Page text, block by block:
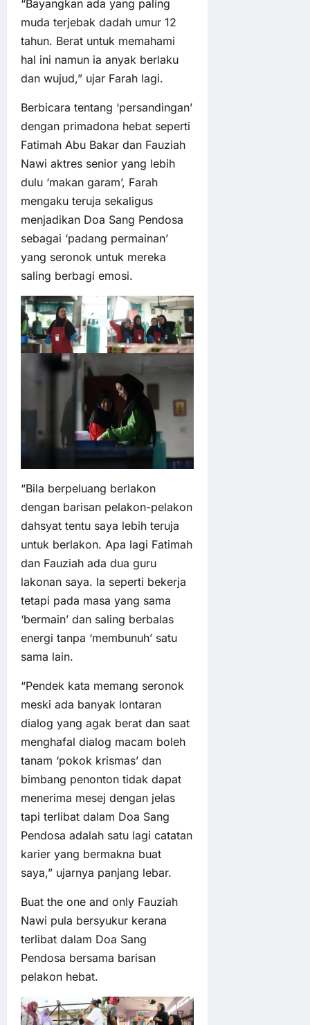
“Bayangkan ada yang paling
muda terjebak dadah umur 12
tahun. Berat untuk memahami
hal ini namun ia anyak berlaku
dan wujud,” ujar Farah lagi.
Berbicara tentang ‘persandingan’
dengan primadona hebat seperti
Fatimah Abu Bakar dan Fauziah
Nawi aktres senior yang lebih
dulu ‘makan garam’, Farah
mengaku teruja sekaligus
menjadikan Doa Sang Pendosa
sebagai ‘padang permainan’
yang seronok untuk mereka
saling berbagi emosi.
“Bila berpeluang berlakon
dengan barisan pelakon-pelakon
dahsyat tentu saya lebih teruja
untuk berlakon. Apa lagi Fatimah
dan Fauziah ada dua guru
lakonan saya. Ia seperti bekerja
tetapi pada masa yang sama
‘bermain’ dan saling berbalas
energi tanpa ‘membunuh’ satu
sama lain.
“Pendek kata memang seronok
meski ada banyak lontaran
dialog yang agak berat dan saat
menghafal dialog macam boleh
tanam ‘pokok krismas’ dan
bimbang penonton tidak dapat
menerima mesej dengan jelas
tapi terlibat dalam Doa Sang
Pendosa adalah satu lagi catatan
karier yang bermakna buat
saya,” ujarnya panjang lebar.
Buat the one and only Fauziah
Nawi pula bersyukur kerana
terlibat dalam Doa Sang
Pendosa bersama barisan
pelakon hebat.